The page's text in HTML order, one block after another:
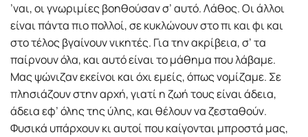
’ναι, οι γνωριµίες βοηθούσαν σ’ αυτό. Λάθος. Οι άλλοι
είναι πάντα πιο πολλοί, σε κυκλώνουν στο πι και φι και
στο τέλος βγαίνουν νικητές. Για την ακρίβεια, σ’ τα
παίρνουν όλα, και αυτό είναι το µάθηµα που λάβαµε.
Μας ψώνιζαν εκείνοι και όχι εµείς, όπως νοµίζαµε. Σε
πλησιάζουν στην αρχή, γιατί η ζωή τους είναι άδεια,
άδεια εφ’ όλης της ύλης, και θέλουν να ζεσταθούν.
Φυσικά υπάρχουν κι αυτοί που καίγονται µπροστά µας,